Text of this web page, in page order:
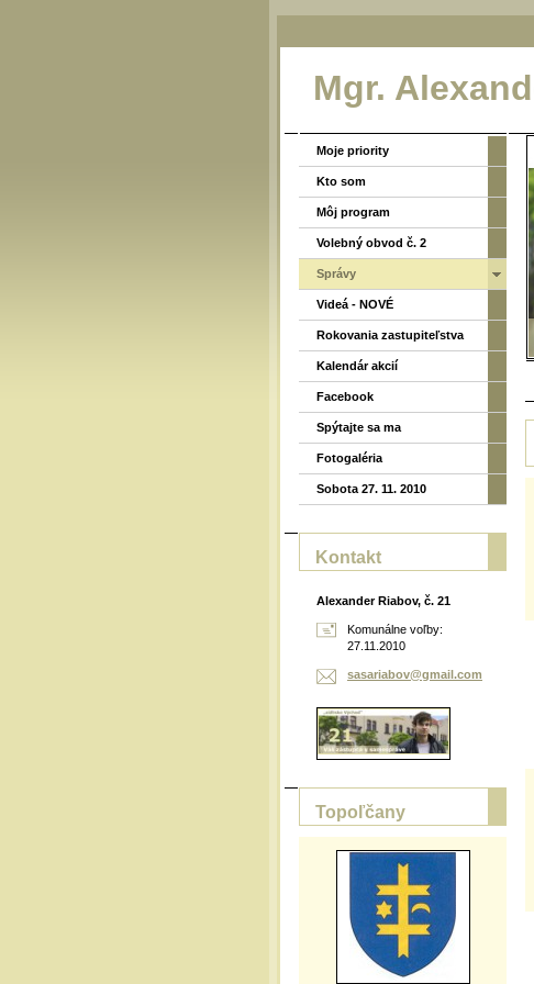
Mgr.
Moje priority
Kto som
Môj program
Volebný obvod č. 2
Správy
Videá - NOVÉ
Rokovania zastupiteľstva
Kalendár akcií
Facebook
Spýtajte sa ma
Fotogaléria
Sobota 27. 11. 2010
Kontakt
Alexander Riabov, č. 21
Komunálne voľby:
27.11.2010
sasariabov@gmail .com
Topoľčany